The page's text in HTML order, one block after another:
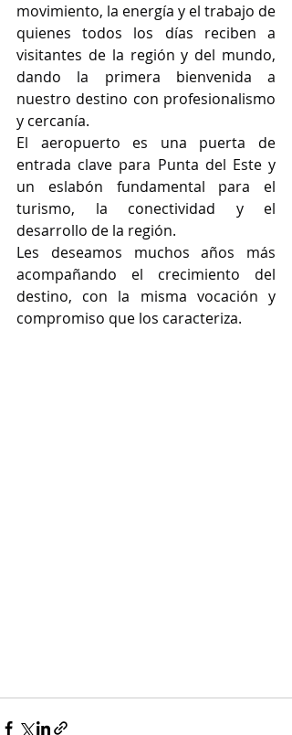
movimiento, la energía y el trabajo de
quienes todos los días reciben a
visitantes de la región y del mundo,
dando la primera bienvenida a
nuestro destino con profesionalismo
y cercanía.
El aeropuerto es una puerta de
entrada clave para Punta del Este y
un eslabón fundamental para el
turismo, la conectividad y el
desarrollo de la región.
Les deseamos muchos años más
acompañando el crecimiento del
destino, con la misma vocación y
compromiso que los caracteriza.